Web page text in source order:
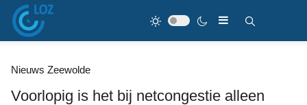
Nieuws Zeewolde
Voorlopig is het bij netcongestie alleen